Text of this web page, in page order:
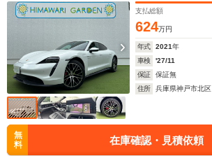
支払総額
624万円
年式 2021年
車検
'27/11
保証
保証無
住所
兵庫県神戸市北区
無
料
在庫確認・見積依頼